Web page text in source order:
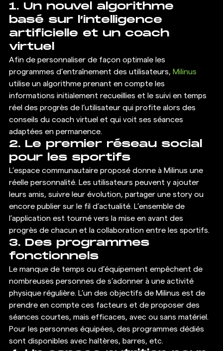
1. Un nouvel algorithme
basé sur l’intelligence
artificielle et un coach
virtuel
Afin de personnaliser de façon optimale les
programmes d’entraînement des utilisateurs, Milinus
utilise un algorithme prenant en compte les
informations initialement recueillies et le suivi en temps
réel des progrès de l’utilisateur qui profite alors des
conseils du coach virtuel et qui voit ses séances
adaptées en permanence.
2. Le premier réseau social
pour les sportifs
L’espace communautaire proposé donne à Milinus une
réelle personnalité. Les utilisateurs peuvent y ajouter
leurs amis, suivre leur évolution, partager une story ou
encore publier sur le fil d’actualité. L’ensemble de
l’application est tourné vers la mise en avant des
progrès de chacun et la collaboration entre les sportifs.
3. Des programmes
fonctionnels
Le manque de temps ou d’équipement empêchent de
nombreuses personnes de s’adonner à une activité
physique régulière. L’un des objectifs de Milinus est de
prendre en compte ces facteurs et de proposer des
séances courtes, mais efficaces, avec ou sans matériel.
Pour les personnes équipées, des programmes dédiés
sont disponibles avec haltères, barres, etc.